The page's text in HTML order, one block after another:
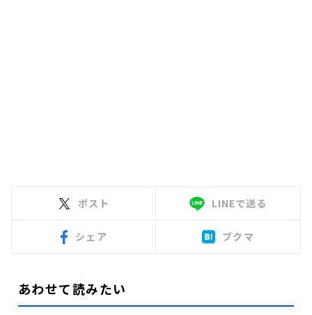
ポスト LINEで送る
シェア ブクマ
あわせて読みたい